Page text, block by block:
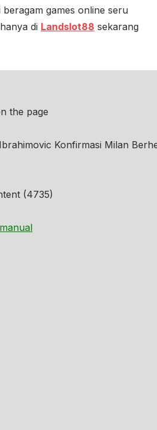
beragam games online seru
di Landslot88 sekarang
the page
Konfirmasi Milan
(4735)